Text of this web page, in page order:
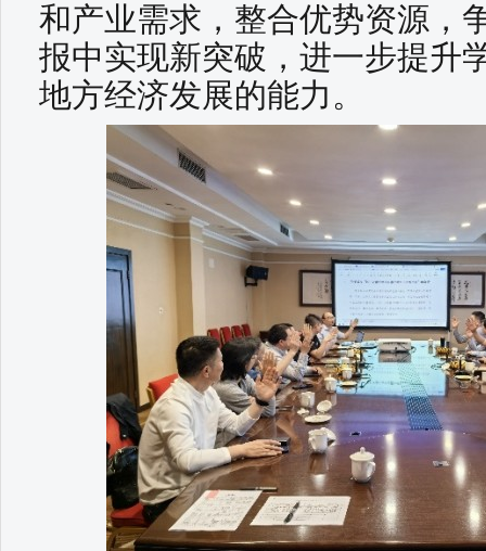
和产业需求，整合优势资源，
报中实现新突破，进一步提升
地方经济发展的能力。